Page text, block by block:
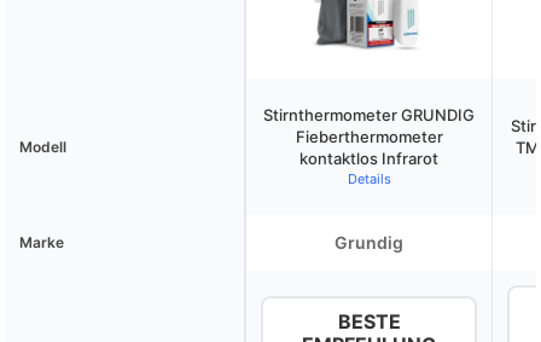
Modell
Stirnthermometer GRUNDIG
Fieberthermometer
kontaktlos Infrarot
Details
Marke Grundig
BESTE